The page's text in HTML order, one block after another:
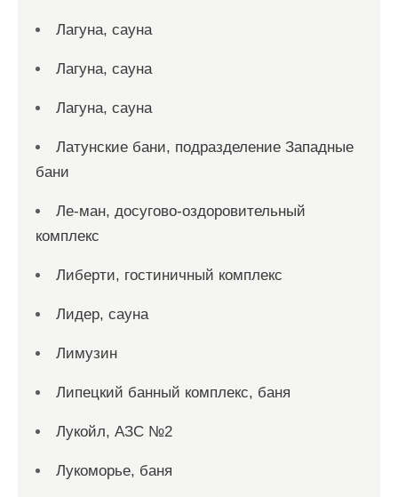
Лагуна, сауна
Лагуна, сауна
Лагуна, сауна
Латунские бани, подразделение Западные
бани
Ле-ман, досугово-оздоровительный
комплекс
Либерти, гостиничный комплекс
Лидер, сауна
Лимузин
Липецкий банный комплекс, баня
Лукойл, АЗС №2
Лукоморье, баня